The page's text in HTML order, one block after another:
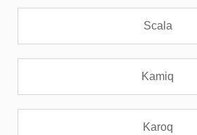
Scala
Kamiq
Karoq